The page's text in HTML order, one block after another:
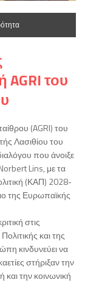
του
(AGRI) του
Λασιθίου του
που άνοιξε
Lins, με τα
(ΚΑΠ) 2028-
της Ευρωπαϊκής
στις
και της
κινδυνεύει να
στήριξαν την
την κοινωνική